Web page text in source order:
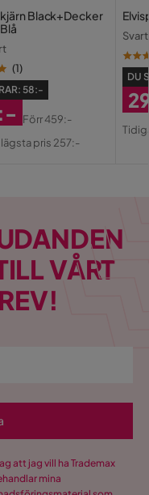
Black+Decker
(1)
58:-
Förr459:-
pris 257:-
Svart
DU
VÅRT
att jag vill ha Trademax
mina